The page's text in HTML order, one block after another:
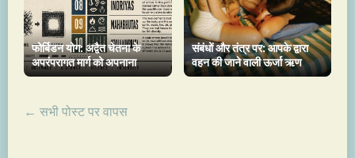
फोर्बिडन योग: अद्वैत चेतना के
अपरंपरागत मार्ग को अपनाना
संबंधों और तंत्र पर: आपके द्वारा
वहन की जाने वाली ऊर्जा ऋण
← सभी पोस्ट पर वापस